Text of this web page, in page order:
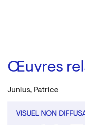
Œuvres
Junius, Patrice